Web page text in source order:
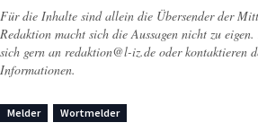
Für die Inhalte sind allein die Übersender der
Redaktion macht sich die Aussagen nicht zu
sich gern an redaktion@l-iz.de oder kontaktieren
Informationen.
Melder Wortmelder